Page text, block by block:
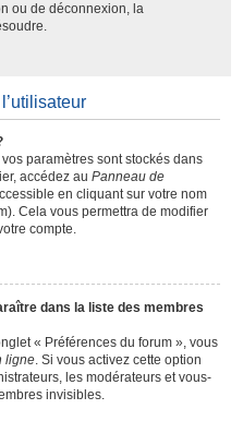
ou de déconnexion, la
paramètres sont stockés dans
accédez au Panneau de
en cliquant sur votre nom
Cela vous permettra de modifier
compte.
dans la liste des membres
« Préférences du forum », vous
ligne. Si vous activez cette option
les modérateurs et vous-
invisibles.